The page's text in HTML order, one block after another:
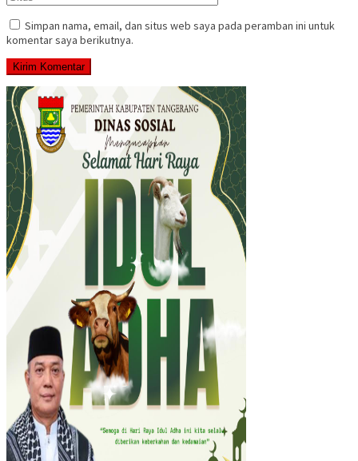
Simpan nama, email, dan situs web saya pada peramban ini untuk
komentar saya berikutnya.